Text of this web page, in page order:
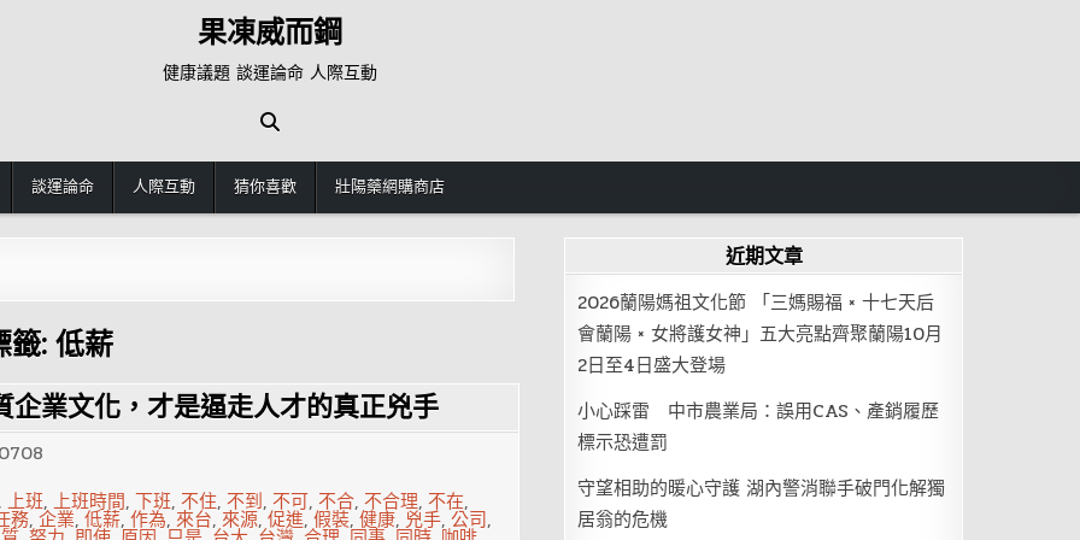
果凍威而鋼
健康議題 談運論命 人際互動
談運論命 人際互動 猜你喜歡 壯陽藥網購商店
籤: 低薪
業文化，才是逼走人才的真正兇手
上班, 上班時間, 下班, 不住, 不到, 不可, 不合, 不合理, 不在,
務, 企業, 低薪,作為,來台,來源,促進,假裝,健康, 兇手,公司,
近期文章
2026蘭陽媽祖文化節 「三媽賜福 × 十七天后
會蘭陽 × 女將護女神」五大亮點齊聚蘭陽10月
2日至4日盛大登場
小心踩雷 中市農業局：誤用CAS、產銷履歷
標示恐遭罰
守望相助的暖心守護 湖內警消聯手破門化解獨
居翁的危機